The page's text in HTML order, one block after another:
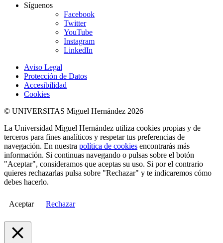
Síguenos
Facebook
Twitter
YouTube
Instagram
LinkedIn
Aviso Legal
Protección de Datos
Accesibilidad
Cookies
© UNIVERSITAS Miguel Hernández 2026
La Universidad Miguel Hernández utiliza cookies propias y de
terceros para fines analíticos y respetar tus preferencias de
navegación. En nuestra política de cookies encontrarás más
información. Si continuas navegando o pulsas sobre el botón
"Aceptar", consideramos que aceptas su uso. Si por el contrario
quieres rechazarlas pulsa sobre "Rechazar" y te indicaremos cómo
debes hacerlo.
Aceptar Rechazar